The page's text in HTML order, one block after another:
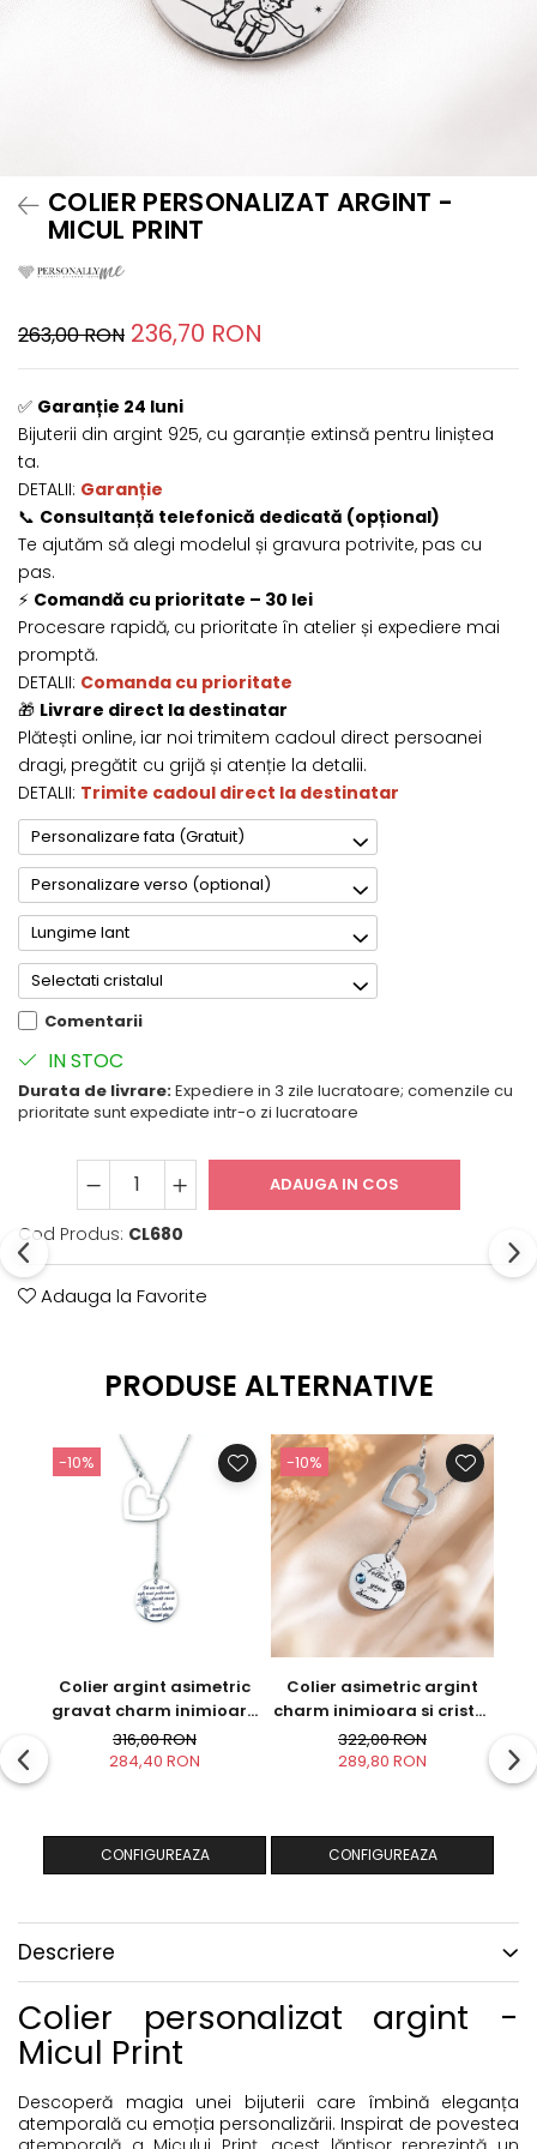
COLIER PERSONALIZAT ARGINT -
MICUL PRINT
263,00 RON 236,70 RON
✅ Garanție 24 luni
Bijuterii din argint 925, cu garanție extinsă pentru liniștea
ta.
DETALII: Garanție
📞 Consultanță telefonică dedicată (opțional)
Te ajutăm să alegi modelul și gravura potrivite, pas cu
pas.
⚡ Comandă cu prioritate – 30 lei
Procesare rapidă, cu prioritate în atelier și expediere mai
promptă.
DETALII: Comanda cu prioritate
🎁 Livrare direct la destinatar
Plătești online, iar noi trimitem cadoul direct persoanei
dragi, pregătit cu grijă și atenție la detalii.
DETALII: Trimite cadoul direct la destinatar
Personalizare fata (Gratuit)
Personalizare verso (optional)
Lungime lant
Selectati cristalul
Comentarii
IN STOC
Durata de livrare:Expediere in 3 zile lucratoare; comenzile cu
prioritate sunt expediate intr-o zi lucratoare
ADAUGA IN COS
Cod Produs: CL680
Adauga la Favorite
PRODUSE ALTERNATIVE
-10%
Colier argint asimetric
gravat charm inimioara
Sa nu uiti...
316,00 RON
284,40 RON
CONFIGUREAZA
-10%
Colier asimetric argint
charm inimioara si cristal
- Follow your Dreams
322,00 RON
289,80 RON
CONFIGUREAZA
Descriere
Colier personalizat argint -
Micul Print
Descoperă magia unei bijuterii care îmbină eleganța
atemporală cu emoția personalizării. Inspirat de povestea